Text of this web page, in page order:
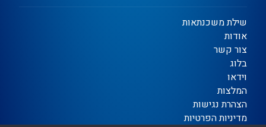
שילת משכנתאות
אודות
צור קשר
בלוג
וידאו
המלצות
הצהרת נגישות
מדיניות הפרטיות